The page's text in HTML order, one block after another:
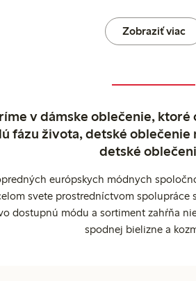
Zobraziť viac
v dámske oblečenie, ktoré
fázu života, detské oblečenie
detské
európskych módnych
svete prostredníctvom
dostupnú módu a sortiment zahŕňa
spodnej bielizne a